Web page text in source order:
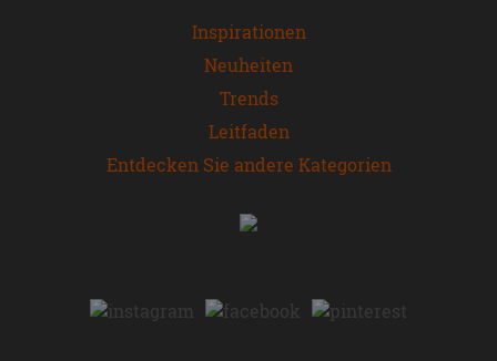
Inspirationen
Neuheiten
Trends
Leitfaden
Entdecken Sie andere Kategorien